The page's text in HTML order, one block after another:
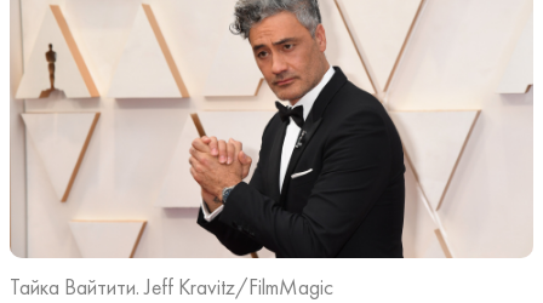
Тайка Вайтити. Jeff Kravitz/FilmMagic